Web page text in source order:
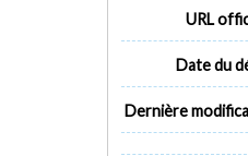
URL
Date du
Dernière